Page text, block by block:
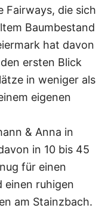
Fairways, die sich
Baumbestand
hat davon
ersten Blick
in weniger als
eigenen
& Anna in
in 10 bis 45
für einen
einen ruhigen
am Stainzbach.